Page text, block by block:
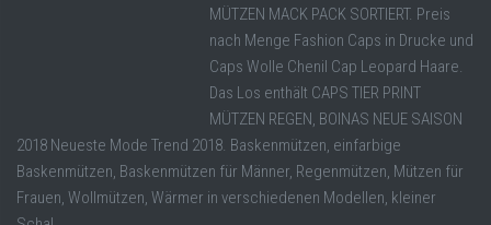
MÜTZEN MACK PACK SORTIERT. Preis
nach Menge Fashion Caps in Drucke und
Caps Wolle Chenil Cap Leopard Haare.
Das Los enthält CAPS TIER PRINT
MÜTZEN REGEN, BOINAS NEUE SAISON
2018 Neueste Mode Trend 2018. Baskenmützen, einfarbige
Baskenmützen, Baskenmützen für Männer, Regenmützen, Mützen für
Frauen, Wollmützen, Wärmer in verschiedenen Modellen, kleiner